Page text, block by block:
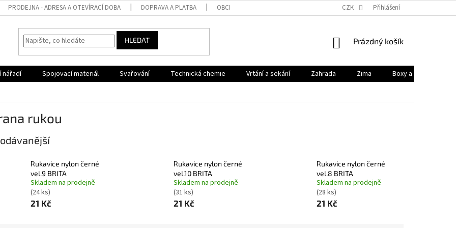
PRODEJNA - ADRESA A OTEVÍRACÍ DOBA DOPRAVA A PLATBA OBCHODNÍ PODMÍNKY PODMÍNKY OCHRANY OSOBNÍCH ÚDAJŮ
CZK Přihlášení
HLEDAT
NÁKUPNÍ
Prázdný košík
nářadí Spojovací materiál Svařování Technická chemie Vrtání a sekání Zahrada Zima Boxy a brašny
rukou
Rukavice nylon černé
vel.9 BRITA
Skladem na prodejně
(24 ks)
21 Kč
Rukavice nylon černé
vel.10 BRITA
Skladem na prodejně
(31 ks)
21 Kč
Rukavice nylon černé
vel.8 BRITA
Skladem na prodejně
(28 ks)
21 Kč